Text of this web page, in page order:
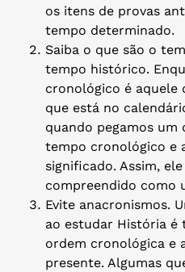
os itens de provas
tempo determinado.
Saiba o que são o
tempo histórico.
cronológico é aquele
que está no
quando pegamos
tempo cronológico e
significado. Assim,
compreendido como
Evite anacronismos.
ao estudar História é
ordem cronológica e
presente. Algumas